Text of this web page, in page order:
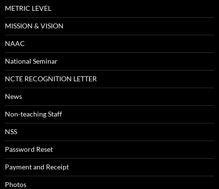
METRIC LEVEL
MISSION & VISION
NAAC
National Seminar
NCTE RECOGNITION LETTER
News
Non-teaching Staff
NSS
Password Reset
Payment and Receipt
Photos